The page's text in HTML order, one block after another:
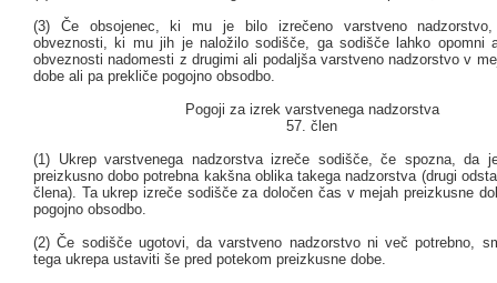
(3) Če obsojenec, ki mu je bilo izrečeno varstveno
obveznosti, ki mu jih je naložilo sodišče, ga sodišče lahko opomni
obveznosti nadomesti z drugimi ali podaljša varstveno nadzorstvo v
dobe ali pa prekliče pogojno obsodbo.
Pogoji za izrek varstvenega nadzorstva
57. člen
(1) Ukrep varstvenega nadzorstva izreče sodišče, če spozna, da
preizkusno dobo potrebna kakšna oblika takega nadzorstva (drugi
člena). Ta ukrep izreče sodišče za določen čas v mejah preizkusne
pogojno obsodbo.
(2) Če sodišče ugotovi, da varstveno nadzorstvo ni več potrebno,
tega ukrepa ustaviti še pred potekom preizkusne dobe.